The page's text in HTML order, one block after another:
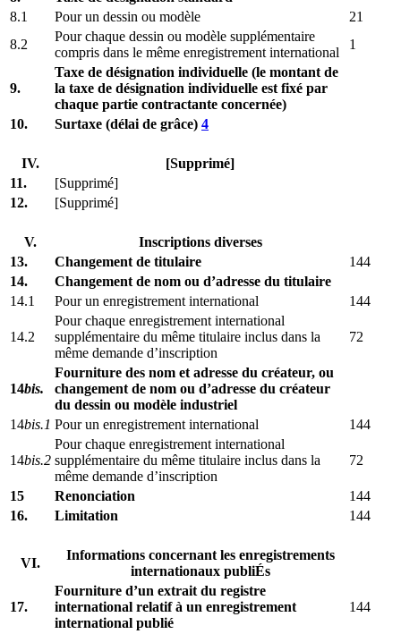
8.1
Pour un dessin ou modèle
21
8.2
Pour chaque dessin ou modèle supplémentaire
compris dans le même enregistrement international
1
9.
Taxe de désignation individuelle (le montant de
la taxe de désignation individuelle est fixé par
chaque partie contractante concernée)
10.
Surtaxe (délai de grâce) 4
IV.
[Supprimé]
11.
[Supprimé]
12.
[Supprimé]
V.
Inscriptions diverses
13.
Changement de titulaire
144
14.
Changement de nom ou d’adresse du titulaire
14.1
Pour un enregistrement international 144
14.2
Pour chaque enregistrement international
supplémentaire du même titulaire inclus dans la
même demande d’inscription
72
14bis.
Fourniture des nom et adresse du créateur, ou
changement de nom ou d’adresse du créateur
du dessin ou modèle industriel
14bis.1 Pour un enregistrement international 144
14bis.2
Pour chaque enregistrement international
supplémentaire du même titulaire inclus dans la
même demande d’inscription
72
15 Renonciation
144
16.
Limitation 144
VI.
Informations concernant les enregistrements
internationaux publiÉs
17.
Fourniture d’un extrait du registre
international relatif à un enregistrement
international publié
144